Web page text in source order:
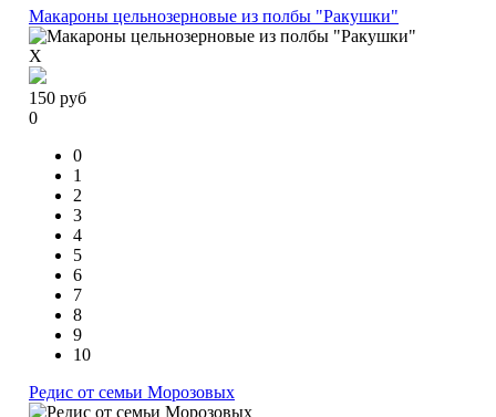
Макароны цельнозерновые из полбы "Ракушки"
X
150 руб
0
0
1
2
3
4
5
6
7
8
9
10
Редис от семьи Морозовых